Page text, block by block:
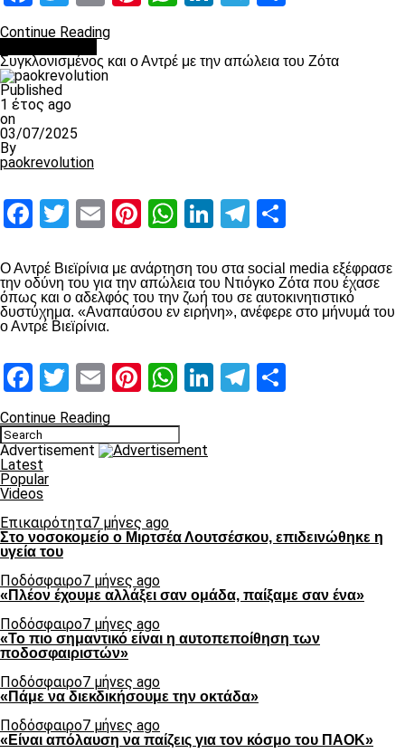
Continue Reading
Συγκλονισμένος και ο Αντρέ με την απώλεια του Ζότα
Published
1 έτος ago
on
03/07/2025
By
paokrevolution
Facebook
Twitter
EmailPinterest
WhatsApp
LinkedIn
Telegram
Ο Αντρέ Βιεϊρίνια με ανάρτηση του στα social media εξέφρασε
την οδύνη του για την απώλεια του Ντιόγκο Ζότα που έχασε
όπως και ο αδελφός του την ζωή του σε αυτοκινητιστικό
δυστύχημα. «Αναπαύσου εν ειρήνη», ανέφερε στο μήνυμά του
ο Αντρέ Βιεϊρίνια.
Facebook
Twitter
EmailPinterest
WhatsApp
LinkedIn
Telegram
Continue Reading
Advertisement
Latest
Popular
Videos
Επικαιρότητα7 μήνες ago
Στο νοσοκομείο ο Μιρτσέα Λουτσέσκου, επιδεινώθηκε η
υγεία του
Ποδόσφαιρο7 μήνες ago
«Πλέον έχουμε αλλάξει σαν ομάδα, παίξαμε σαν ένα»
Ποδόσφαιρο7 μήνες ago
«Το πιο σημαντικό είναι η αυτοπεποίθηση των
ποδοσφαιριστών»
Ποδόσφαιρο7 μήνες ago
«Πάμε να διεκδικήσουμε την οκτάδα»
Ποδόσφαιρο7 μήνες ago
«Είναι απόλαυση να παίζεις για τον κόσμο του ΠΑΟΚ»